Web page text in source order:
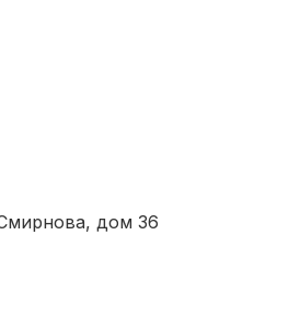
дом 36